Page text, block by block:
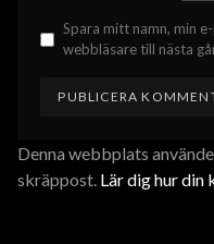
Spara mitt namn, min
webbläsare till nästa
Denna webbplats
skräppost. Lär dig hur din